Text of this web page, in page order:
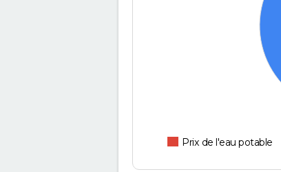
Prix de l'eau potable